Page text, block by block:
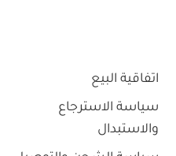
اتفاقية البيع
سياسة الاسترجاع
والاستبدال